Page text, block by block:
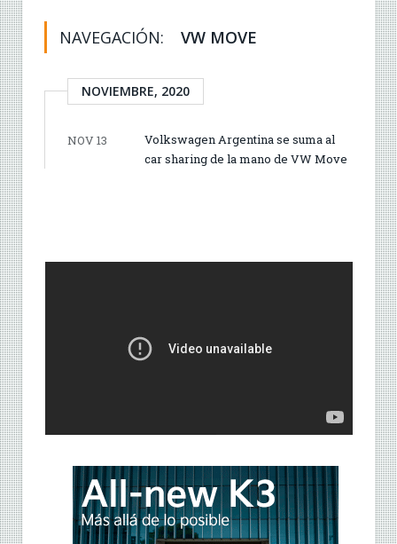
NAVEGACIÓN: VW MOVE
NOVIEMBRE, 2020
NOV 13
Volkswagen Argentina se suma al
car sharing de la mano de VW Move